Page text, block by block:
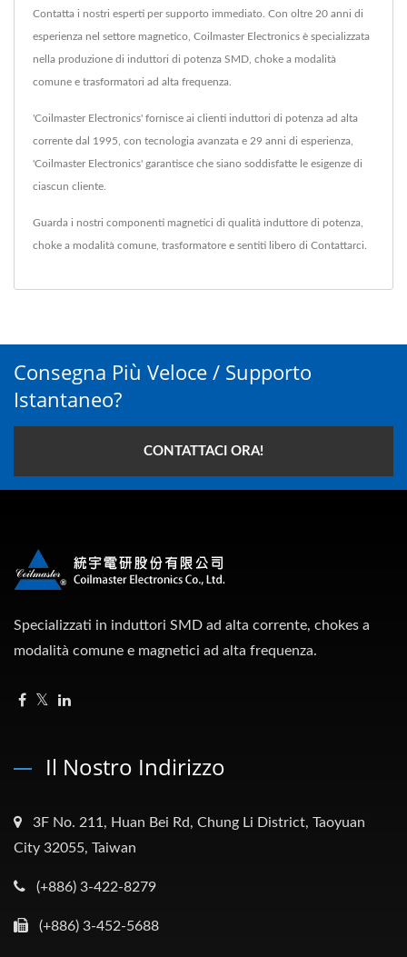
Contatta i nostri esperti per supporto immediato. Con oltre 20 anni di
esperienza nel settore magnetico, Coilmaster Electronics è specializzata
nella produzione di induttori di potenza SMD, choke a modalità
comune e trasformatori ad alta frequenza.
'Coilmaster Electronics' fornisce ai clienti induttori di potenza ad alta
corrente dal 1995, con tecnologia avanzata e 29 anni di esperienza,
'Coilmaster Electronics' garantisce che siano soddisfatte le esigenze di
ciascun cliente.
Guarda i nostri componenti magnetici di qualità induttore di potenza
choke a modalità comune trasformatore e sentiti libero di Contattarci
Consegna Più Veloce / Supporto
Istantaneo?
CONTATTACI ORA!
Specializzati in induttori SMD ad alta corrente, chokes a
modalità comune e magnetici ad alta frequenza.
Il Nostro Indirizzo
3F No. 211, Huan Bei Rd, Chung Li District, Taoyuan
City 32055, Taiwan
(+886) 3-422-8279
(+886) 3-452-5688